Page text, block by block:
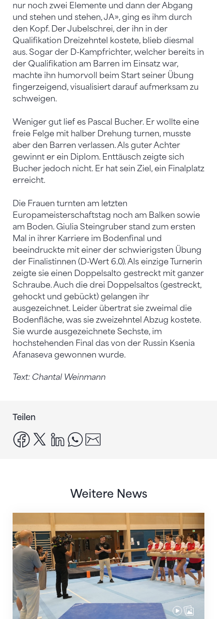
nur noch zwei Elemente und dann der Abgang
und stehen und stehen, JA», ging es ihm durch
den Kopf. Der Jubelschrei, der ihn in der
Qualifikation Dreizehntel kostete, blieb diesmal
aus. Sogar der D-Kampfrichter, welcher bereits in
der Qualifikation am Barren im Einsatz war,
machte ihn humorvoll beim Start seiner Übung
fingerzeigend, visualisiert darauf aufmerksam zu
schweigen.
Weniger gut lief es Pascal Bucher. Er wollte eine
freie Felge mit halber Drehung turnen, musste
aber den Barren verlassen. Als guter Achter
gewinnt er ein Diplom. Enttäusch zeigte sich
Bucher jedoch nicht. Er hat sein Ziel, ein Finalplatz
erreicht.
Die Frauen turnten am letzten
Europameisterschaftstag noch am Balken sowie
am Boden. Giulia Steingruber stand zum ersten
Mal in ihrer Karriere im Bodenfinal und
beeindruckte mit einer der schwierigsten Übung
der Finalistinnen (D-Wert 6.0). Als einzige Turnerin
zeigte sie einen Doppelsalto gestreckt mit ganzer
Schraube. Auch die drei Doppelsaltos (gestreckt,
gehockt und gebückt) gelangen ihr
ausgezeichnet. Leider übertrat sie zweimal die
Bodenfläche, was sie zweizehntel Abzug kostete.
Sie wurde ausgezeichnete Sechste, im
hochstehenden Final das von der Russin Ksenia
Afanaseva gewonnen wurde.
Text: Chantal Weinmann
Teilen
facebook
x linkedinwhatsapp
Weitere News
Mit klaren Zielen nach Zagreb